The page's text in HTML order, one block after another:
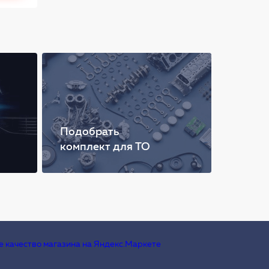
Подобрать
комплект для ТО